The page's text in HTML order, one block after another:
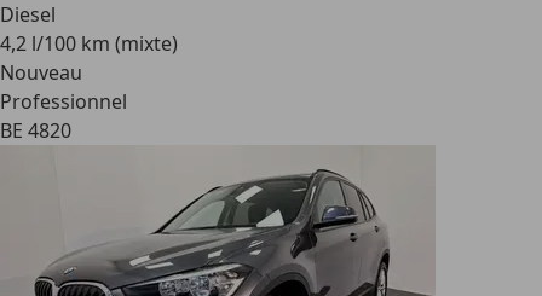
Diesel
4,2 l/100 km (mixte)
Nouveau
Professionnel
BE 4820